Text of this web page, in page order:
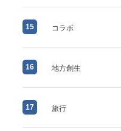
15 コラボ
16 地方創生
17 旅行